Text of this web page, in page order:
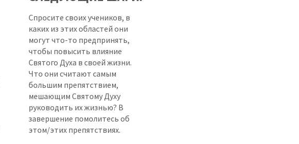
Спросите своих учеников, в
каких из этих областей они
могут что-то предпринять,
чтобы повысить влияние
Святого Духа в своей жизни.
Что они считают самым
большим препятствием,
мешающим Святому Духу
руководить их жизнью? В
завершение помолитесь об
этом/этих препятствиях.